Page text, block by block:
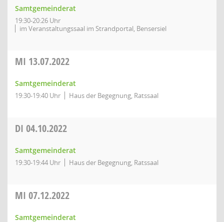
Samtgemeinderat
19:30-20:26 Uhr
im Veranstaltungssaal im Strandportal, Bensersiel
MI 13.07.2022
Samtgemeinderat
19:30-19:40 Uhr Haus der Begegnung, Ratssaal
DI 04.10.2022
Samtgemeinderat
19:30-19:44 Uhr Haus der Begegnung, Ratssaal
MI 07.12.2022
Samtgemeinderat